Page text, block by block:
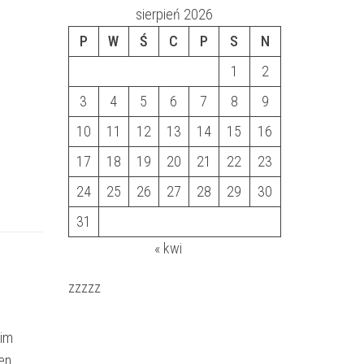
sierpień 2026
P
W Ś C P S
N
1
2
3
4 5 6 7 8
9
10
11 12 13 14 15
16
17
18 19 20 21 22
23
24
25 26 27 28 29
30
31
« kwi
zzzzz